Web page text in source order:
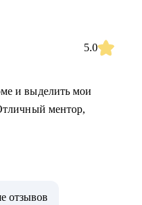
5.0
и выделить мои
ментор,
отзывов